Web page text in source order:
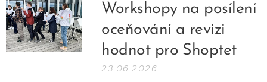
Workshopy na posílení
oceňování a revizi
hodnot pro Shoptet
23.06.2026